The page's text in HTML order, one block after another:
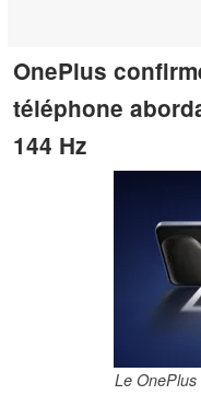
OnePlus
téléphone
144 Hz
Le